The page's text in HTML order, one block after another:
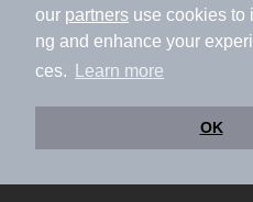
our partners use cookies to
ng and enhance your
ces.
Learn more
OK
利用規約
ライフスタ
特定商取引法に基づく
運営会社